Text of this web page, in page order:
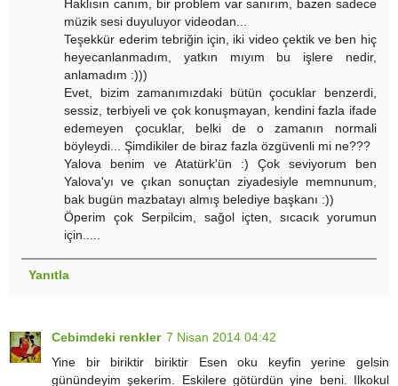
Haklısın canım, bir problem var sanırım, bazen sadece
müzik sesi duyuluyor videodan...
Teşekkür ederim tebriğin için, iki video çektik ve ben hiç
heyecanlanmadım, yatkın mıyım bu işlere nedir,
anlamadım :)))
Evet, bizim zamanımızdaki bütün çocuklar benzerdi,
sessiz, terbiyeli ve çok konuşmayan, kendini fazla ifade
edemeyen çocuklar, belki de o zamanın normali
böyleydi... Şimdikiler de biraz fazla özgüvenli mi ne???
Yalova benim ve Atatürk'ün :) Çok seviyorum ben
Yalova'yı ve çıkan sonuçtan ziyadesiyle memnunum,
bak bugün mazbatayı almış belediye başkanı :))
Öperim çok Serpilcim, sağol içten, sıcacık yorumun
için.....
Yanıtla
Cebimdeki renkler 7 Nisan 2014 04:42
Yine bir biriktir biriktir Esen oku keyfin yerine gelsin
günündeyim şekerim. Eskilere götürdün yine beni. Ilkokul